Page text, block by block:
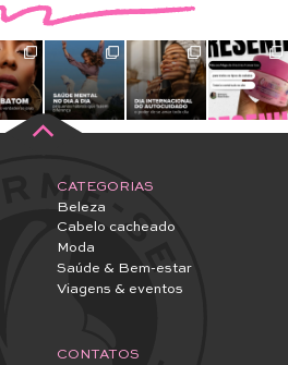
CATEGORIAS
Beleza
Cabelo cacheado
Moda
Saúde & Bem-estar
Viagens & eventos
CONTATOS